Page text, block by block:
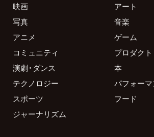
映画
アート
写真
音楽
アニメ
ゲーム
コミュニティ
プロダクト
演劇・ダンス
本
テクノロジー
パフォーマ
スポーツ
フード
ジャーナリズム